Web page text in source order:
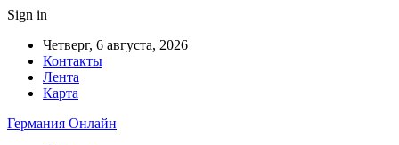
Sign in
Четверг, 6 августа, 2026
Контакты
Лента
Карта
Германия Онлайн